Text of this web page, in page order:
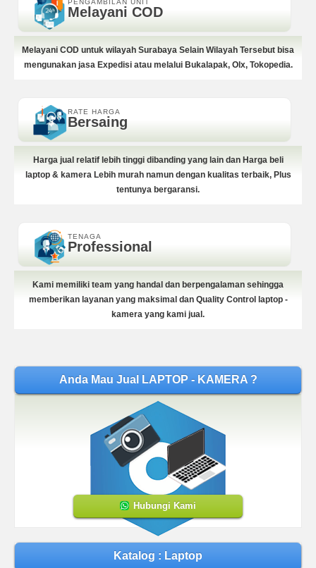
Melayani COD
Melayani COD untuk wilayah Surabaya Selain Wilayah Tersebut bisa
mengunakan jasa Expedisi atau melalui Bukalapak, Olx, Tokopedia.
RATE HARGA
Bersaing
Harga jual relatif lebih tinggi dibanding yang lain dan Harga beli
laptop & kamera Lebih murah namun dengan kualitas terbaik, Plus
tentunya bergaransi.
TENAGA
Professional
Kami memiliki team yang handal dan berpengalaman sehingga
memberikan layanan yang maksimal dan Quality Control laptop -
kamera yang kami jual.
Anda Mau Jual LAPTOP - KAMERA ?
Hubungi Kami
Katalog : Laptop